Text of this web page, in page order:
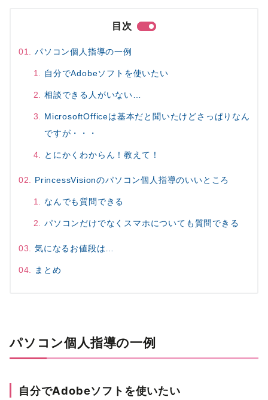
目次
パソコン個人指導の一例
自分でAdobeソフトを使いたい
相談できる人がいない…
MicrosoftOfficeは基本だと聞いたけどさっぱりなん
ですが・・・
とにかくわからん！教えて！
PrincessVisionのパソコン個人指導のいいところ
なんでも質問できる
パソコンだけでなくスマホについても質問できる
気になるお値段は…
まとめ
パソコン個人指導の一例
自分でAdobeソフトを使いたい